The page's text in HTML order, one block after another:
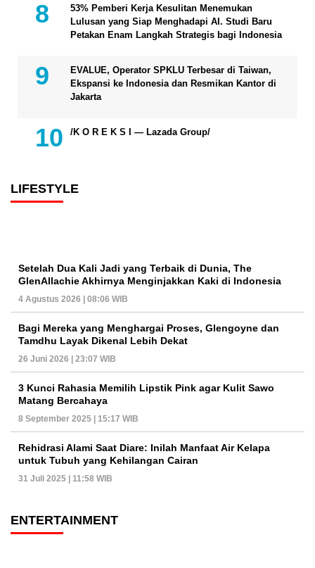
53% Pemberi Kerja Kesulitan Menemukan
Lulusan yang Siap Menghadapi AI. Studi Baru
Petakan Enam Langkah Strategis bagi Indonesia
EVALUE, Operator SPKLU Terbesar di Taiwan,
Ekspansi ke Indonesia dan Resmikan Kantor di
Jakarta
/K O R E K S I — Lazada Group/
LIFESTYLE
Setelah Dua Kali Jadi yang Terbaik di Dunia, The
GlenAllachie Akhirnya Menginjakkan Kaki di Indonesia
4 Agustus 2026 | 08:06 WIB
Bagi Mereka yang Menghargai Proses, Glengoyne dan
Tamdhu Layak Dikenal Lebih Dekat
26 Juni 2026 | 23:07 WIB
3 Kunci Rahasia Memilih Lipstik Pink agar Kulit Sawo
Matang Bercahaya
8 September 2025 | 15:17 WIB
Rehidrasi Alami Saat Diare: Inilah Manfaat Air Kelapa
untuk Tubuh yang Kehilangan Cairan
31 Juli 2025 | 11:58 WIB
ENTERTAINMENT